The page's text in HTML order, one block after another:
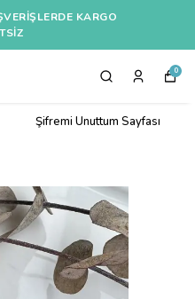
KARGO
0
Şifremi Unuttum Sayfası